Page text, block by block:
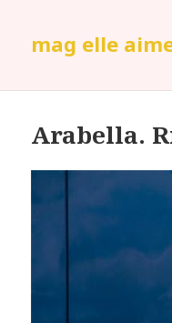
mag elle
Arabella.